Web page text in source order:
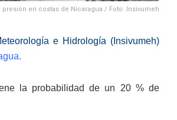
en costas de Nicaragua / Foto: Insivumeh
e Hidrología (Insivumeh)
la probabilidad de un 20 % de